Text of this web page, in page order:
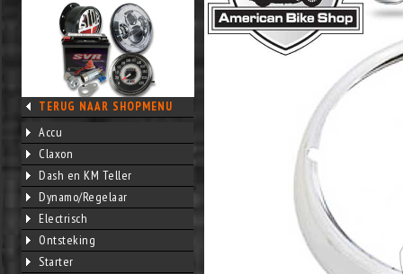
TERUG NAAR SHOPMENU
Accu
Claxon
Dash en KM Teller
Dynamo/Regelaar
Electrisch
Ontsteking
Starter